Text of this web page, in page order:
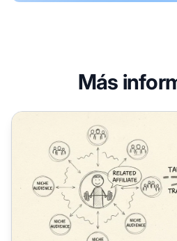
Más
¿Por qué son importantes los